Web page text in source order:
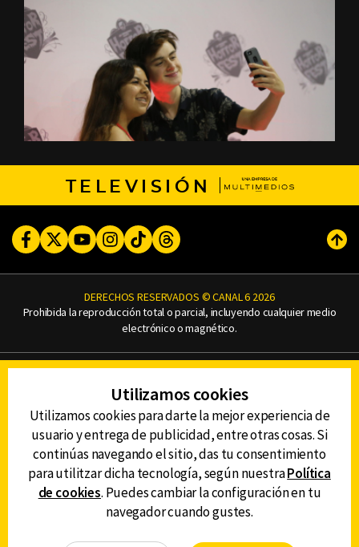
TELEVISIÓN
FacebookTwitterYoutubeInstagram
TikTokThreads
DERECHOS RESERVADOS © CANAL 6 2026
Prohibida la reproducción total o parcial, incluyendo cualquier medio
electrónico o magnético.
AVISO DE PRIVACIDAD
DEFENSORÍA DE LAS AUDIENCIAS
DESCARGA LA APP DE CANAL 6
Utilizamos cookies
Utilizamos cookies para darte la mejor experiencia de
usuario y entrega de publicidad, entre otras cosas. Si
continúas navegando el sitio, das tu consentimiento
para utilitzar dicha tecnología, según nuestraPolítica
de cookies. Puedes cambiar la configuración en tu
navegador cuando gustes.